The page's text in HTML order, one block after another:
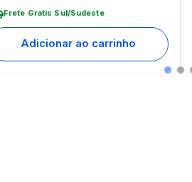
Frete Gratis Sul/Sudeste
Adicionar ao carrinho